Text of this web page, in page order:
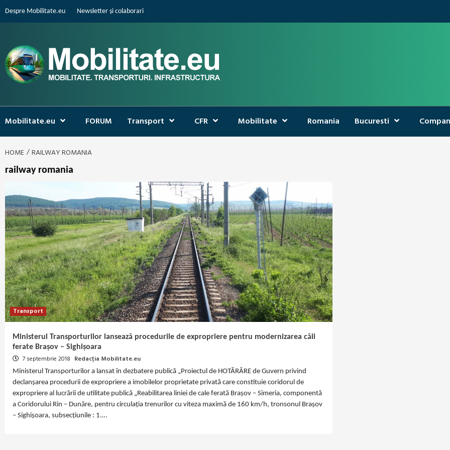
Despre Mobilitate.eu Newsletter și colaborari
Mobilitate.eu FORUM Transport CFR Mobilitate Romania Bucuresti
HOME RAILWAY ROMANIA
railway romania
Transport
Ministerul Transporturilor lansează procedurile de expropriere pentru modernizarea căii
ferate Brașov – Sighișoara
7 septembrie 2018 Redacția Mobilitate.eu
Ministerul Transporturilor a lansat în dezbatere publică „Proiectul de HOTĂRÂRE de Guvern privind
declanşarea procedurii de expropriere a imobilelor proprietate privată care constituie coridorul de
expropriere al lucrării de utilitate publică „Reabilitarea liniei de cale ferată Braşov – Simeria, componentă
a Coridorului Rin – Dunăre, pentru circulaţia trenurilor cu viteza maximă de 160 km/h, tronsonul Braşov
– Sighișoara, subsecțiunile : 1.…